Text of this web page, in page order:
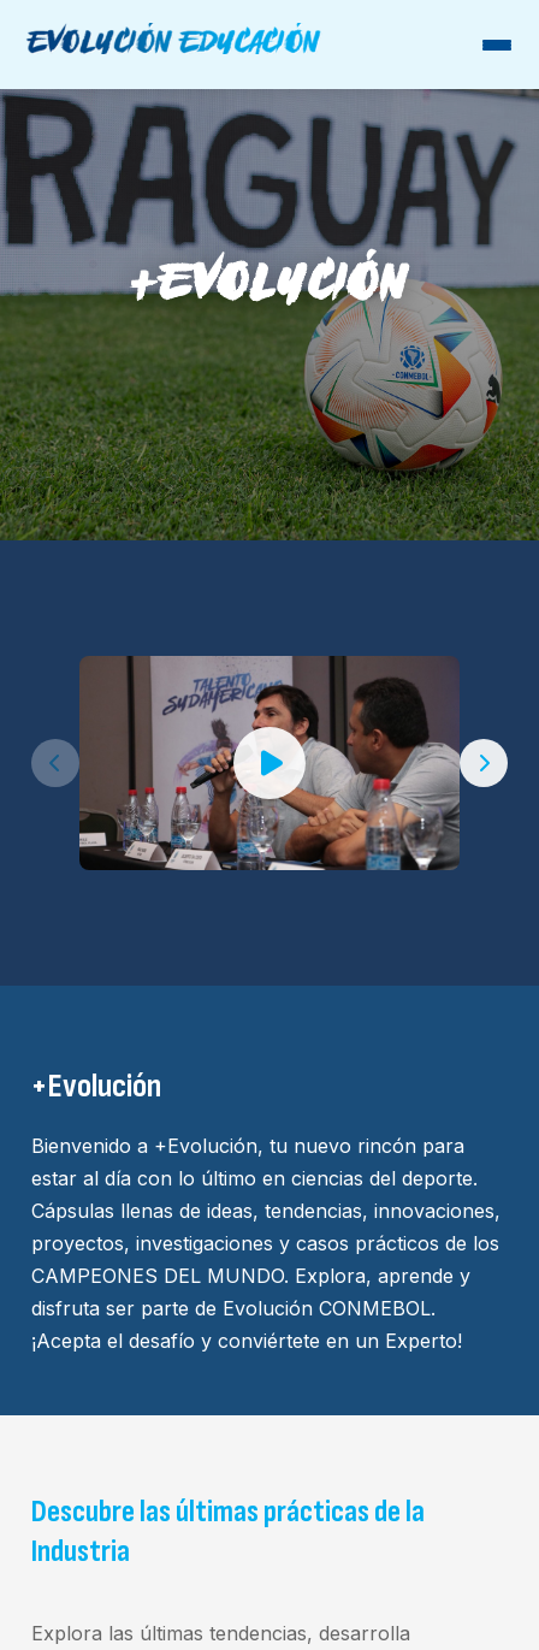
+EVOLUCIÓN
+Evolución
Bienvenido a +Evolución, tu nuevo rincón para
estar al día con lo último en ciencias del deporte.
Cápsulas llenas de ideas, tendencias, innovaciones,
proyectos, investigaciones y casos prácticos de los
CAMPEONES DEL MUNDO. Explora, aprende y
disfruta ser parte de Evolución CONMEBOL.
¡Acepta el desafío y conviértete en un Experto!
Descubre las últimas prácticas de la
Industria
Explora las últimas tendencias, desarrolla